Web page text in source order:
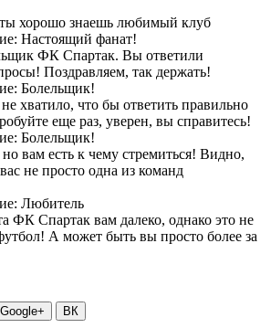
ты хорошо знаешь любимый клуб
Настоящий фанат!
ФК Спартак. Вы ответили
Поздравляем, так держать!
Болельщик!
хватило, что бы ответить правильно
еще раз, уверен, вы справитесь!
Болельщик!
но вам есть к чему стремиться! Видно,
не просто одна из команд
Любитель
ФК Спартак вам далеко, однако это не
А может быть вы просто более за
Google+
ВК